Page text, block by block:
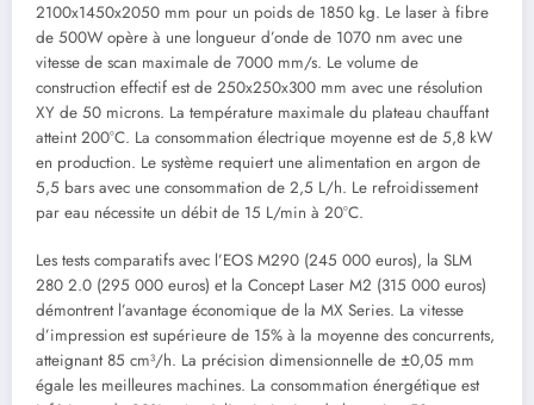
2100x1450x2050 mm pour un poids de 1850 kg. Le laser à fibre
de 500W opère à une longueur d’onde de 1070 nm avec une
vitesse de scan maximale de 7000 mm/s. Le volume de
construction effectif est de 250x250x300 mm avec une résolution
XY de 50 microns. La température maximale du plateau chauffant
atteint 200°C. La consommation électrique moyenne est de 5,8 kW
en production. Le système requiert une alimentation en argon de
5,5 bars avec une consommation de 2,5 L/h. Le refroidissement
par eau nécessite un débit de 15 L/min à 20°C.
Les tests comparatifs avec l’EOS M290 (245 000 euros), la SLM
280 2.0 (295 000 euros) et la Concept Laser M2 (315 000 euros)
démontrent l’avantage économique de la MX Series. La vitesse
d’impression est supérieure de 15% à la moyenne des concurrents,
atteignant 85 cm³/h. La précision dimensionnelle de ±0,05 mm
égale les meilleures machines. La consommation énergétique est